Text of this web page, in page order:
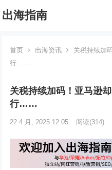
出海指南
首页 出海资讯
关税持续加
行……
关税持续加码！亚马逊
行……
22 4 月, 2025 12:05 阅读(314)